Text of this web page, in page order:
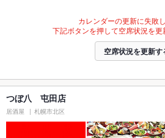
カレンダーの更新に失敗し
下記ボタンを押して空席状況を更
空席状況を更新す
つぼ八 屯田店
居酒屋 札幌市北区